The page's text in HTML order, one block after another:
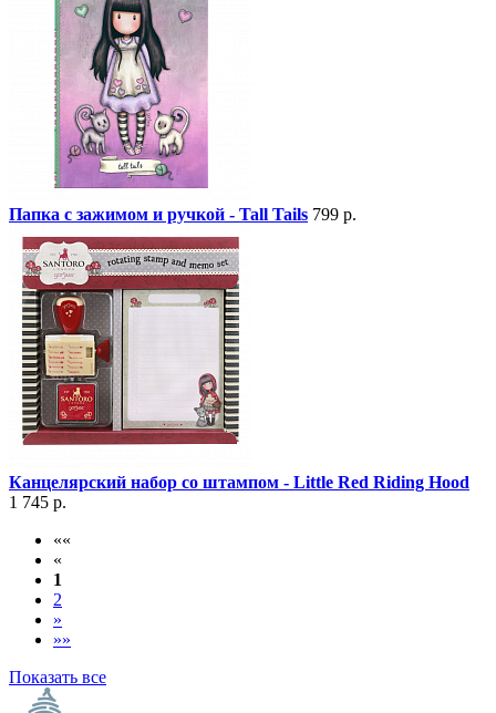
Папка с зажимом и ручкой - Tall Tails 799 р.
Канцелярский набор со штампом - Little Red Riding Hood
1 745 р.
««
«
1
2
»
»»
Показать все